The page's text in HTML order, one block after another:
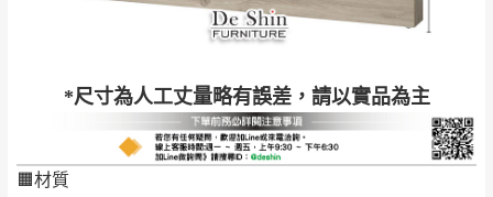
*尺寸為人工丈量略有誤差，請以實品為主
🟧材質
到貨時間：指定送貨日當天以電話聯絡確認
台北市、新北市地區固定每周(三)、(日)兩天收送貨
公司客服人員，我們將為您更換新品，運費
皆由本站負責，所有退回及換貨之商品必須
是全新狀態且完整包裝，床墊、床包、枕頭